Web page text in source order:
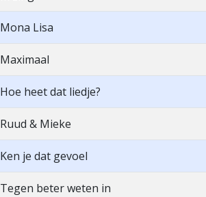
Mona Lisa
Maximaal
Hoe heet dat liedje?
Ruud & Mieke
Ken je dat gevoel
Tegen beter weten in